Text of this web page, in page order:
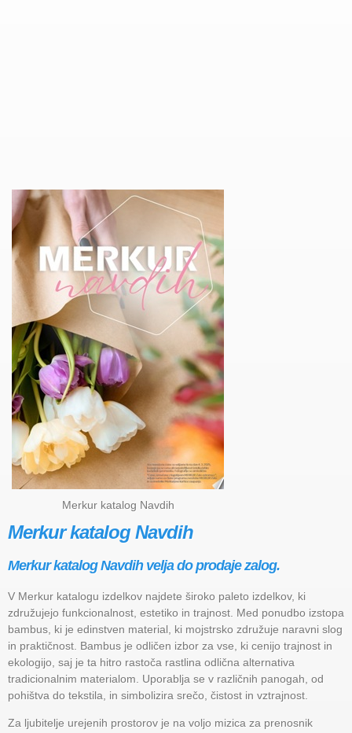
Merkur katalog Navdih
Merkur katalog Navdih
Merkur katalog Navdih velja do prodaje zalog.
V Merkur katalogu izdelkov najdete široko paleto izdelkov, ki
združujejo funkcionalnost, estetiko in trajnost. Med ponudbo izstopa
bambus, ki je edinstven material, ki mojstrsko združuje naravni slog
in praktičnost. Bambus je odličen izbor za vse, ki cenijo trajnost in
ekologijo, saj je ta hitro rastoča rastlina odlična alternativa
tradicionalnim materialom. Uporablja se v različnih panogah, od
pohištva do tekstila, in simbolizira srečo, čistost in vztrajnost.
Za ljubitelje urejenih prostorov je na voljo mizica za prenosnik